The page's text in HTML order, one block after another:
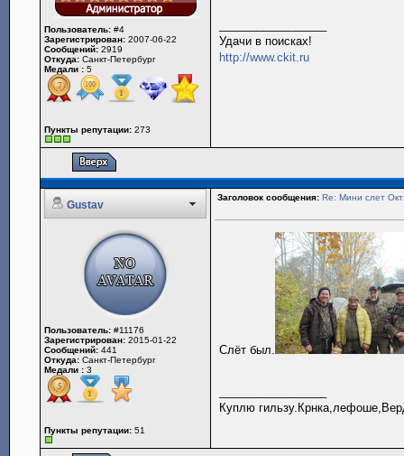
Пользователь: #4
Зарегистрирован: 2007-06-22
Сообщений: 2919
Откуда: Санкт-Петербург
Медали : 5
Пункты репутации: 273
Удачи в поисках!
http://www.ckit.ru
Gustav
Заголовок сообщения: Re: Мини слет
Пользователь: #11176
Зарегистрирован: 2015-01-22
Сообщений: 441
Откуда: Санкт-Петербург
Медали : 3
Пункты репутации: 51
Слёт был.
Куплю